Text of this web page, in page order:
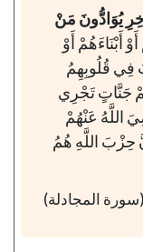
يُوَادُّونَ مَنْ
أَوْ أَبْنَاءَهُمْ أَوْ
فِي قُلُوبِهِمُ
جَنَّاتٍ تَجْرِي
اللَّهُ عَنْهُمْ
حِزْبَ اللَّهِ هُمُ
(سورة المجادلة)